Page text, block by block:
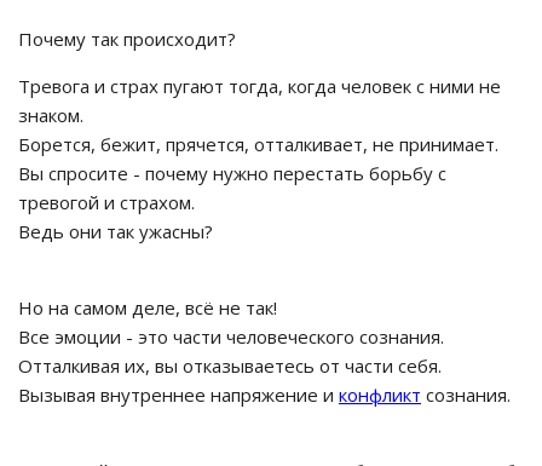
Почему так происходит?
Тревога и страх пугают тогда, когда человек с ними не
знаком.
Борется, бежит, прячется, отталкивает, не принимает.
Вы спросите - почему нужно перестать борьбу с
тревогой и страхом.
Ведь они так ужасны?
Но на самом деле, всё не так!
Все эмоции - это части человеческого сознания.
Отталкивая их, вы отказываетесь от части себя.
Вызывая внутреннее напряжение и конфликт сознания.